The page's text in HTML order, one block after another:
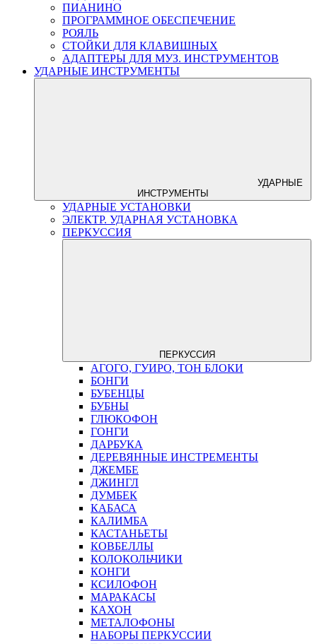
ПИАНИНО
ПРОГРАММНОЕ ОБЕСПЕЧЕНИЕ
РОЯЛЬ
СТОЙКИ ДЛЯ КЛАВИШНЫХ
АДАПТЕРЫ ДЛЯ МУЗ. ИНСТРУМЕНТОВ
УДАРНЫЕ ИНСТРУМЕНТЫ
УДАРНЫЕ
ИНСТРУМЕНТЫ
УДАРНЫЕ УСТАНОВКИ
ЭЛЕКТР. УДАРНАЯ УСТАНОВКА
ПЕРКУССИЯ
ПЕРКУССИЯ
АГОГО, ГУИРО, ТОН БЛОКИ
БОНГИ
БУБЕНЦЫ
БУБНЫ
ГЛЮКОФОН
ГОНГИ
ДАРБУКА
ДЕРЕВЯННЫЕ ИНСТРЕМЕНТЫ
ДЖЕМБЕ
ДЖИНГЛ
ДУМБЕК
КАБАСА
КАЛИМБА
КАСТАНЬЕТЫ
КОВБЕЛЛЫ
КОЛОКОЛЬЧИКИ
КОНГИ
КСИЛОФОН
МАРАКАСЫ
КАХОН
МЕТАЛОФОНЫ
НАБОРЫ ПЕРКУССИИ